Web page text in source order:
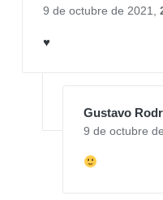
9 de octubre de 2021,
♥
Gustavo
9 de octubre